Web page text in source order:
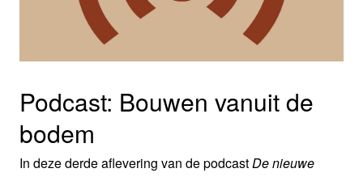
Podcast: Bouwen vanuit de
bodem
In deze derde aflevering van de podcast De nieuwe